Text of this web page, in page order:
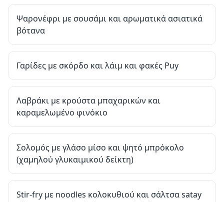
Ψαρονέφρι με σουσάμι και αρωματικά ασιατικά
βότανα
Γαρίδες με σκόρδο και λάιμ και φακές Puy
Λαβράκι με κρούστα μπαχαρικών και
καραμελωμένο φινόκιο
Σολομός με γλάσο μίσο και ψητό μπρόκολο
(χαμηλού γλυκαιμικού δείκτη)
Stir-fry με noodles κολοκυθιού και σάλτσα satay